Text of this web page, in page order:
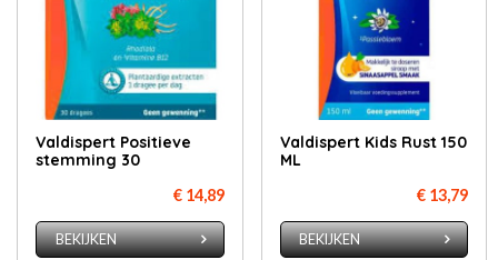
Valdispert Positieve
stemming 30
€ 14,89
BEKIJKEN
Valdispert Kids Rust 150
ML
€ 13,79
BEKIJKEN